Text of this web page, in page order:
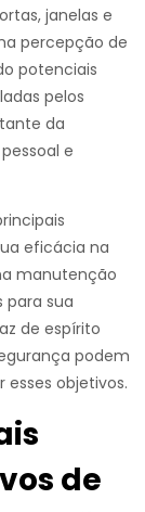
janelas e
percepção de
potenciais
pelos
da
e
eficácia na
manutenção
para sua
de espírito
podem
objetivos.
de